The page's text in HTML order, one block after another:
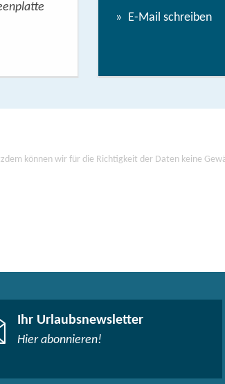
E-Mail schreiben
können wir für die Richtigkeit der Daten keine
Ihr Urlaubsnewsletter
Hier abonnieren!